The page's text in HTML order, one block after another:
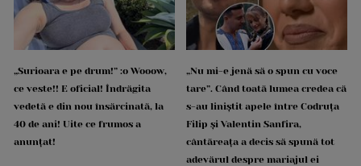
„Surioara e pe drum!” :o Wooow,
ce veste!! E oficial! Îndrăgita
vedetă e din nou însărcinată, la
40 de ani! Uite ce frumos a
anunțat!
„Nu mi-e jenă să o spun cu voce
tare”. Când toată lumea credea că
s-au liniștit apele între Codruța
Filip și Valentin Sanfira,
cântăreața a decis să spună tot
adevărul despre mariajul ei